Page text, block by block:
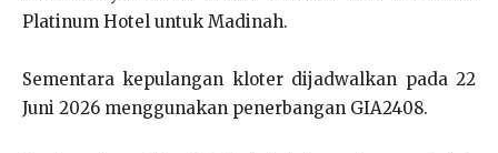
Platinum Hotel untuk Madinah.
Sementara kepulangan kloter dijadwalkan pada 22
Juni 2026 menggunakan penerbangan GIA2408.